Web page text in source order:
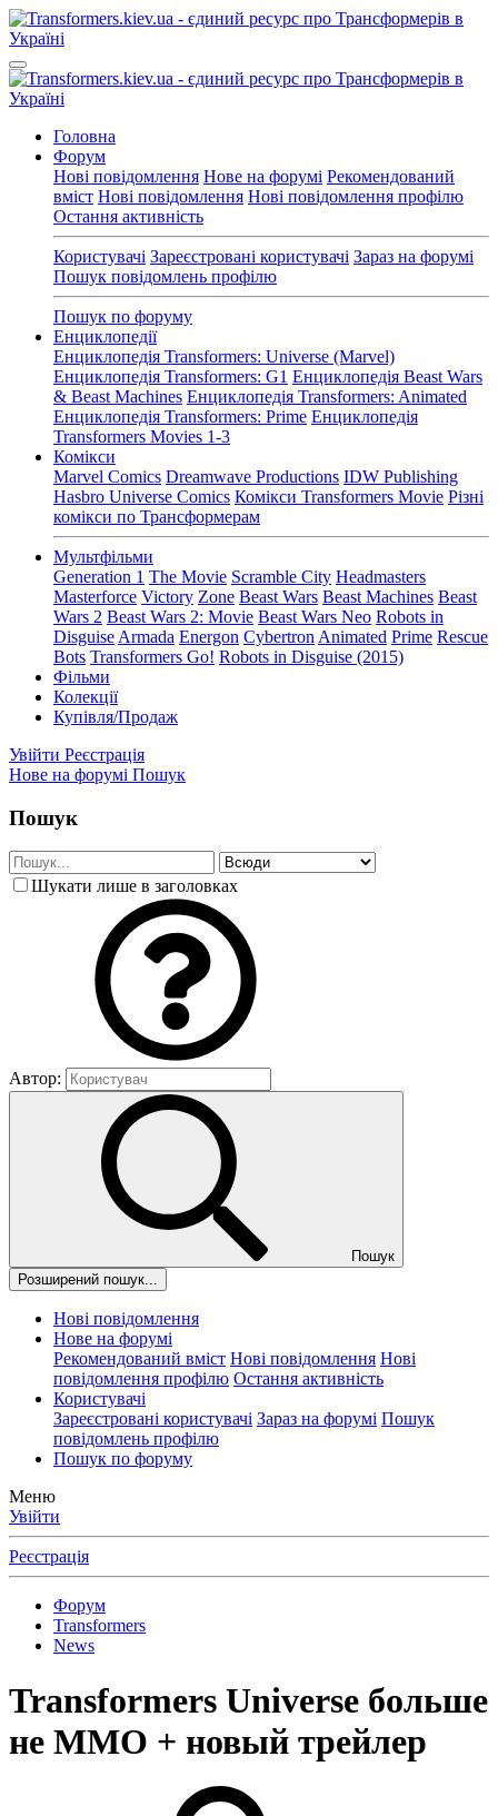
Головна
Форум
Нові повідомлення Нове на форумі Рекомендований
вміст Нові повідомлення Нові повідомлення профілю
Остання активність
Користувачі Зареєстровані користувачі Зараз на форумі
Пошук повідомлень профілю
Пошук по форуму
Енциклопедії
Енциклопедія Transformers: Universe (Marvel)
Енциклопедія Transformers: G1 Енциклопедія Beast Wars
& Beast Machines Енциклопедія Transformers: Animated
Енциклопедія Transformers: Prime Енциклопедія
Transformers Movies 1-3
Комікси
Marvel Comics Dreamwave Productions IDW Publishing
Hasbro Universe Comics Комікси Transformers Movie Різні
комікси по Трансформерам
Мультфільми
Generation 1 The Movie Scramble City Headmasters
Masterforce Victory Zone Beast Wars Beast Machines Beast
Wars 2 Beast Wars 2: Movie Beast Wars Neo Robots in
Disguise Armada Energon Cybertron Animated Prime Rescue
Bots Transformers Go! Robots in Disguise (2015)
Фільми
Колекції
Купівля/Продаж
Увійти Реєстрація
Нове на форумі Пошук
Пошук
Шукати лише в заголовках
Автор:
Пошук
Розширений пошук...
Нові повідомлення
Нове на форумі
Рекомендований вміст Нові повідомлення Нові
повідомлення профілю Остання активність
Користувачі
Зареєстровані користувачі Зараз на форумі Пошук
повідомлень профілю
Пошук по форуму
Меню
Увійти
Реєстрація
Форум
Transformers
News
Transformers Universe больше
не MMO + новый трейлер